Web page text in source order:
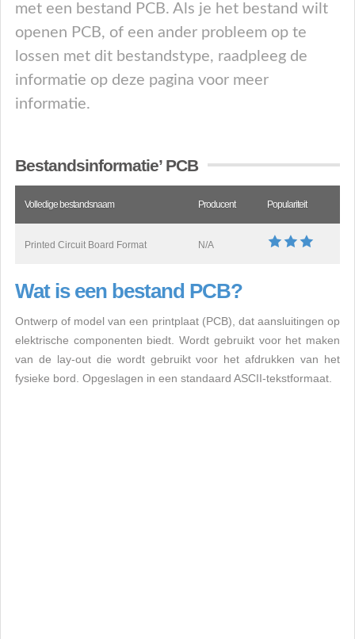
met een bestand PCB. Als je het bestand wilt
openen PCB, of een ander probleem op te
lossen met dit bestandstype, raadpleeg de
informatie op deze pagina voor meer
informatie.
Bestandsinformatie’ PCB
Volledige bestandsnaam Producent Populariteit
Printed Circuit Board Format N/A
Wat is een bestand PCB?
Ontwerp of model van een printplaat (PCB), dat aansluitingen op
elektrische componenten biedt. Wordt gebruikt voor het maken
van de lay-out die wordt gebruikt voor het afdrukken van het
fysieke bord. Opgeslagen in een standaard ASCII-tekstformaat.